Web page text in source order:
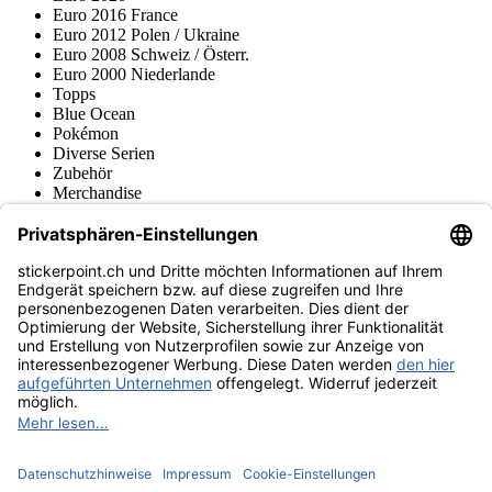
Euro 2016 France
Euro 2012 Polen / Ukraine
Euro 2008 Schweiz / Österr.
Euro 2000 Niederlande
Topps
Blue Ocean
Pokémon
Diverse Serien
Zubehör
Merchandise
Fußball-Turniere
stickerpoint.ch Newsletter
Jetzt anmelden für Neuheiten und Angebote:
stickerpoint.ch
ImpressumDatenschutz AGBWiderrufsbelehrung und Muster-
Widerrufsformular Vertrag widerrufen Erklärung zur
Barrierefreiheit
Informationen
von Alben/StickernPanini Sticker nachbestellenPanini